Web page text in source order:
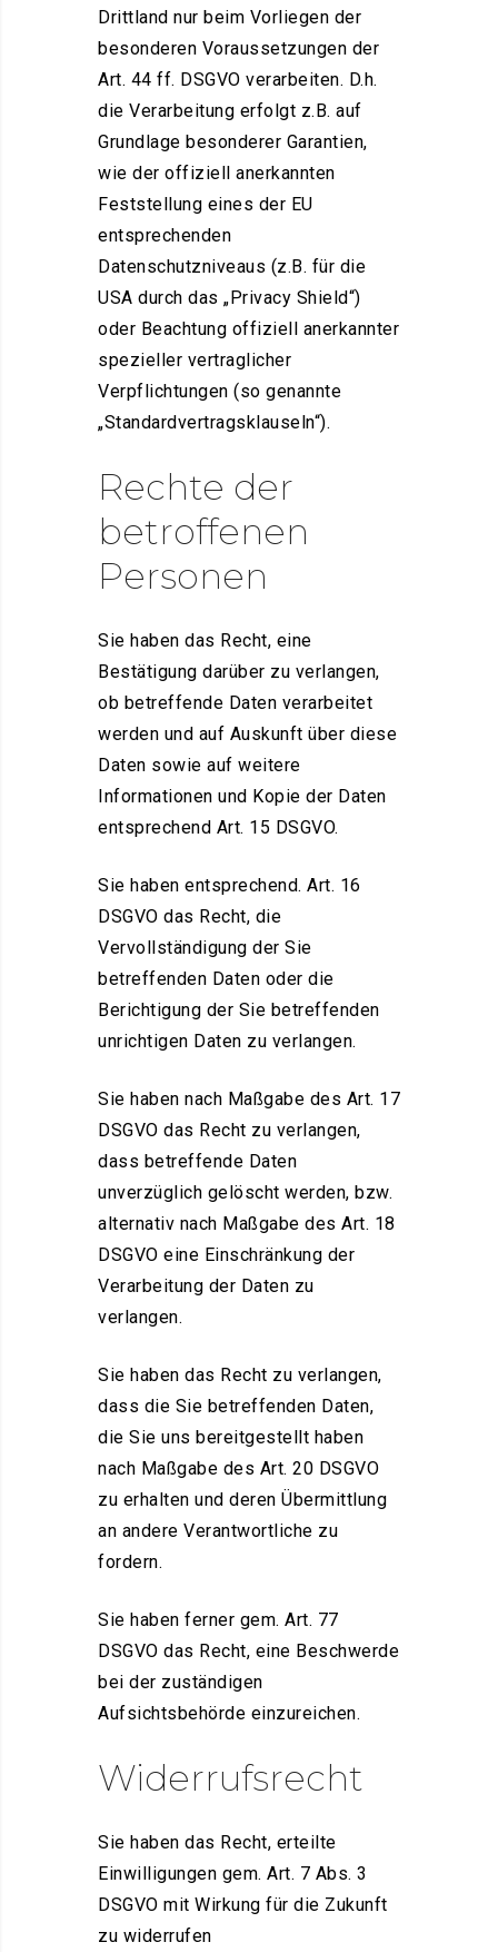
Drittland nur beim Vorliegen der
besonderen Voraussetzungen der
Art. 44 ff. DSGVO verarbeiten. D.h.
die Verarbeitung erfolgt z.B. auf
Grundlage besonderer Garantien,
wie der offiziell anerkannten
Feststellung eines der EU
entsprechenden
Datenschutzniveaus (z.B. für die
USA durch das „Privacy Shield“)
oder Beachtung offiziell anerkannter
spezieller vertraglicher
Verpflichtungen (so genannte
„Standardvertragsklauseln“).
Rechte der
betroffenen
Personen
Sie haben das Recht, eine
Bestätigung darüber zu verlangen,
ob betreffende Daten verarbeitet
werden und auf Auskunft über diese
Daten sowie auf weitere
Informationen und Kopie der Daten
entsprechend Art. 15 DSGVO.
Sie haben entsprechend. Art. 16
DSGVO das Recht, die
Vervollständigung der Sie
betreffenden Daten oder die
Berichtigung der Sie betreffenden
unrichtigen Daten zu verlangen.
Sie haben nach Maßgabe des Art. 17
DSGVO das Recht zu verlangen,
dass betreffende Daten
unverzüglich gelöscht werden, bzw.
alternativ nach Maßgabe des Art. 18
DSGVO eine Einschränkung der
Verarbeitung der Daten zu
verlangen.
Sie haben das Recht zu verlangen,
dass die Sie betreffenden Daten,
die Sie uns bereitgestellt haben
nach Maßgabe des Art. 20 DSGVO
zu erhalten und deren Übermittlung
an andere Verantwortliche zu
fordern.
Sie haben ferner gem. Art. 77
DSGVO das Recht, eine Beschwerde
bei der zuständigen
Aufsichtsbehörde einzureichen.
Widerrufsrecht
Sie haben das Recht, erteilte
Einwilligungen gem. Art. 7 Abs. 3
DSGVO mit Wirkung für die Zukunft
zu widerrufen